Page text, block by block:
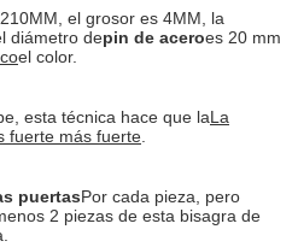
el grosor es 4MM, la
diámetro depin de aceroes 20 mm
el color.
esta técnica hace que laLa
fuerte más fuerte.
puertasPor cada pieza, pero
2 piezas de esta bisagra de